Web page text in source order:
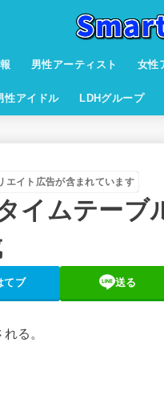
男性アーティスト 女性
性アイドル LDHグループ
エイト広告が含まれています
イムテーブ
てブ 送る
る。